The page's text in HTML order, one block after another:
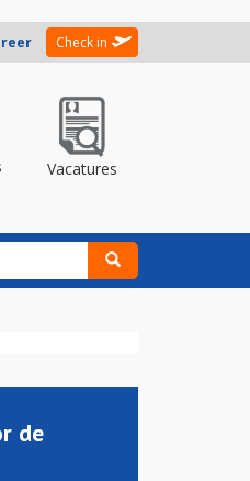
Check in
Vacatures
de